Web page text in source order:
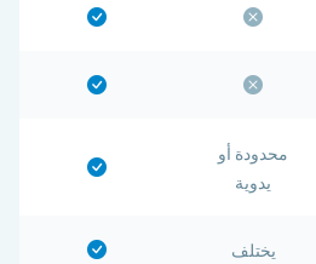
محدودة أو
يدوية
يختلف